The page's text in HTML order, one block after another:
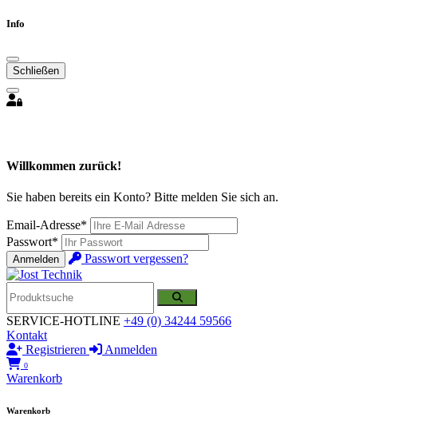
Info
Schließen
Willkommen zurück!
Sie haben bereits ein Konto? Bitte melden Sie sich an.
Email-Adresse*
Passwort*
Anmelden Passwort vergessen?
SERVICE-HOTLINE +49 (0) 34244 59566
Kontakt
Registrieren
Anmelden
0
Warenkorb
Warenkorb